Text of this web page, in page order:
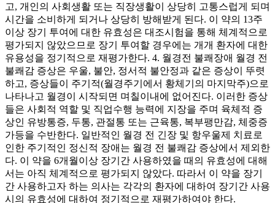
고, 개인의 사회생활 또는 직장생활이 상당히 고통스럽게 되며
시간을 소비하게 되거나 상당히 방해받게 된다. 이 약의 13주
이상 장기 투여에 대한 유효성은 대조시험을 통해 체계적으로
평가되지 않았으므로 장기 투여할 경우에는 개개 환자에 대한
유용성을 정기적으로 재평가한다. 4. 월경전 불쾌장애 월경 전
불쾌감 증상은 우울, 불안, 정서적 불안정과 같은 증상이 뚜렷
하고, 증상들이 주기적(월경주기에서 황체기의 마지막주)으로
나타나고 월경이 시작되면 며칠이내에 없어진다. 이러한 증상
들은 사회적 역할 및 직업수행 능력에 지장을 주며 육체적 증
상인 유방통증, 두통, 관절통 또는 근육통, 복부팽만감, 체중증
가등을 수반한다. 일반적인 월경 전 긴장 및 항우울제 치료로
인한 주기적인 정신적 장애는 월경 전 불쾌감 증상에서 제외한
다. 이 약을 6개월이상 장기간 사용하였을 때의 유효성에 대해
서는 아직 체계적으로 평가되지 않았다. 따라서 이 약을 장기
간 사용하고자 하는 의사는 각각의 환자에 대하여 장기간 사용
시의 유효성에 대하여 정기적으로 재평가하여야 한다.